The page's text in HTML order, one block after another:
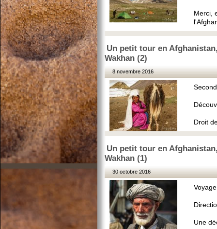
Merci,
Un petit tour en
Wakhan (2)
8 novembre 2016
Droit
Un petit tour en
Wakhan (1)
30 octobre 2016
Une